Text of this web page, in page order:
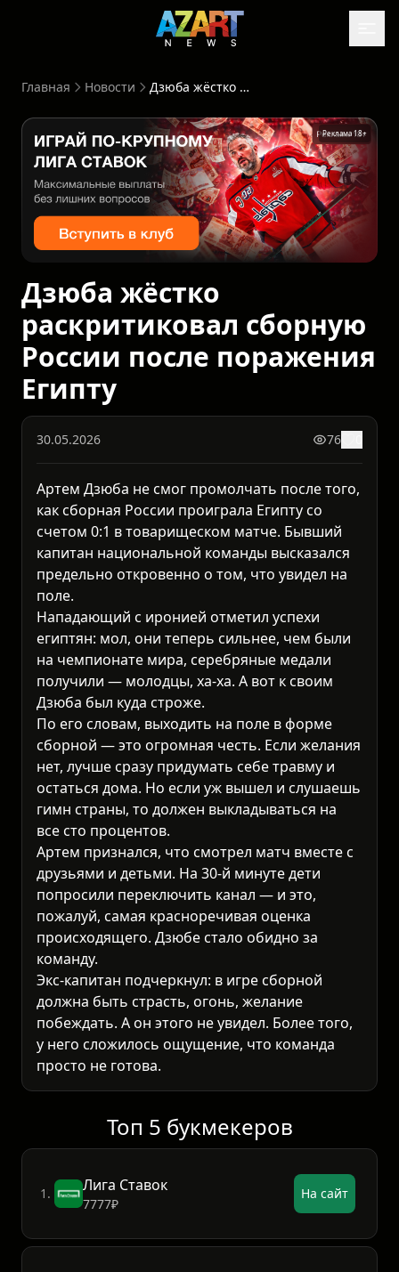
Главная Новости Дзюба жёстко раскритиковал сборную России после поражения Египту
Реклама 18+
Дзюба жёстко
раскритиковал сборную
России после поражения
Египту
30.05.2026 76
Артем Дзюба не смог промолчать после того,
как сборная России проиграла Египту со
счетом 0:1 в товарищеском матче. Бывший
капитан национальной команды высказался
предельно откровенно о том, что увидел на
поле.
Нападающий с иронией отметил успехи
египтян: мол, они теперь сильнее, чем были
на чемпионате мира, серебряные медали
получили — молодцы, ха-ха. А вот к своим
Дзюба был куда строже.
По его словам, выходить на поле в форме
сборной — это огромная честь. Если желания
нет, лучше сразу придумать себе травму и
остаться дома. Но если уж вышел и слушаешь
гимн страны, то должен выкладываться на
все сто процентов.
Артем признался, что смотрел матч вместе с
друзьями и детьми. На 30-й минуте дети
попросили переключить канал — и это,
пожалуй, самая красноречивая оценка
происходящего. Дзюбе стало обидно за
команду.
Экс-капитан подчеркнул: в игре сборной
должна быть страсть, огонь, желание
побеждать. А он этого не увидел. Более того,
у него сложилось ощущение, что команда
просто не готова.
Топ 5 букмекеров
1. Лига Ставок
7777₽
На сайт